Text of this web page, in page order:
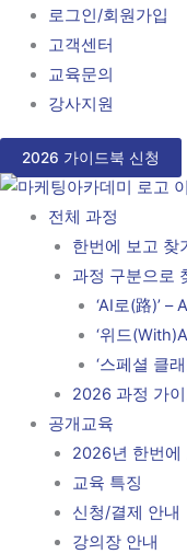
로그인/회원가입
고객센터
교육문의
강사지원
2026 가이드북 신청
전체 과정
한번에 보고 찾
과정 구분으로
‘AI로(路)’ –
‘위드
‘스페셜 클
2026 과정 가
공개교육
2026년 한번에
교육 특징
신청/결제 안내
강의장 안내